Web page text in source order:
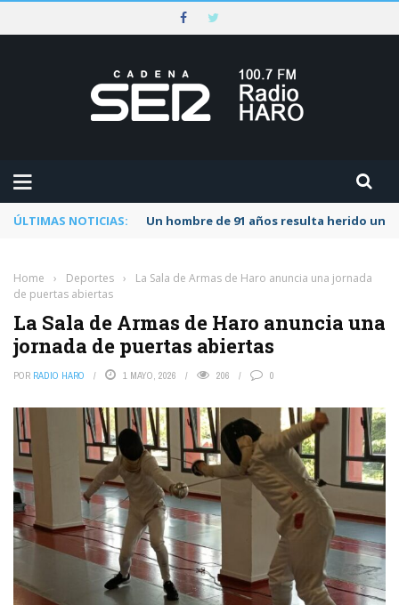
ÚLTIMAS NOTICIAS: Un hombre de 91 años resulta herido
Home › Deportes ›
La Sala de Armas de Haro anuncia una jornada
de puertas abiertas
La Sala de Armas de Haro anuncia una
jornada de puertas abiertas
POR RADIO HARO 1 MAYO, 2026 206 0